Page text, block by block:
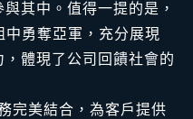
其中。值得一提的是，
勇奪亞軍，充分展現
體現了公司回饋社會的
完美結合，為客戶提供